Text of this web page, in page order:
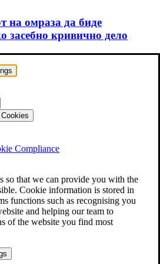
на омраза да биде
засебно кривично дело
Compliance
so that we can provide you with the
Cookie information is stored in
functions such as recognising you
and helping our team to
of the website you find most